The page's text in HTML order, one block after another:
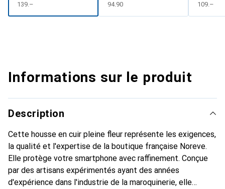
Couture
CHF
139.– CHF
94.90 CHF
109.–
Informations sur le produit
Description
Cette housse en cuir pleine fleur représente les exigences,
la qualité et l'expertise de la boutique française Noreve.
Elle protège votre smartphone avec raffinement. Conçue
par des artisans expérimentés ayant des années
d'expérience dans l'industrie de la maroquinerie, elle